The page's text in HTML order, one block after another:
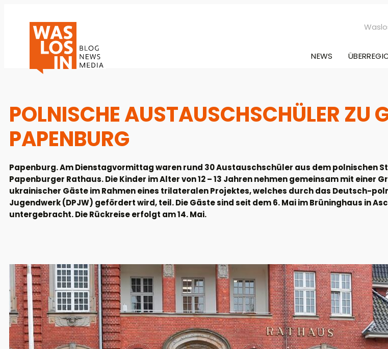
NEWS
POLNISCHE AUSTAUSCHSCHÜLER ZU
PAPENBURG
Papenburg. Am Dienstagvormittag waren rund 30 Austauschschüler aus dem polnischen
Papenburger Rathaus. Die Kinder im Alter von 12 – 13 Jahren nehmen gemeinsam mit einer
ukrainischer Gäste im Rahmen eines trilateralen Projektes, welches durch das Deutsch-
Jugendwerk (DPJW) gefördert wird, teil. Die Gäste sind seit dem 6. Mai im Brüninghaus in
untergebracht. Die Rückreise erfolgt am 14. Mai.